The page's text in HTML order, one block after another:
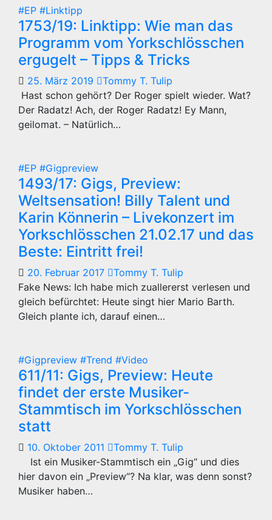
#EP #Linktipp
1753/19: Linktipp: Wie man das
Programm vom Yorkschlösschen
ergugelt – Tipps & Tricks
25. März 2019
Tommy T. Tulip
Hast schon gehört? Der Roger spielt wieder. Wat?
Der Radatz! Ach, der Roger Radatz! Ey Mann,
geilomat. – Natürlich…
#EP #Gigpreview
1493/17: Gigs, Preview:
Weltsensation! Billy Talent und
Karin Könnerin – Livekonzert im
Yorkschlösschen 21.02.17 und das
Beste: Eintritt frei!
20. Februar 2017
Tommy T. Tulip
Fake News: Ich habe mich zuallererst verlesen und
gleich befürchtet: Heute singt hier Mario Barth.
Gleich plante ich, darauf einen…
#Gigpreview #Trend #Video
611/11: Gigs, Preview: Heute
findet der erste Musiker-
Stammtisch im Yorkschlösschen
statt
10. Oktober 2011
Tommy T. Tulip
Ist ein Musiker-Stammtisch ein „Gig“ und dies
hier davon ein „Preview“? Na klar, was denn sonst?
Musiker haben…